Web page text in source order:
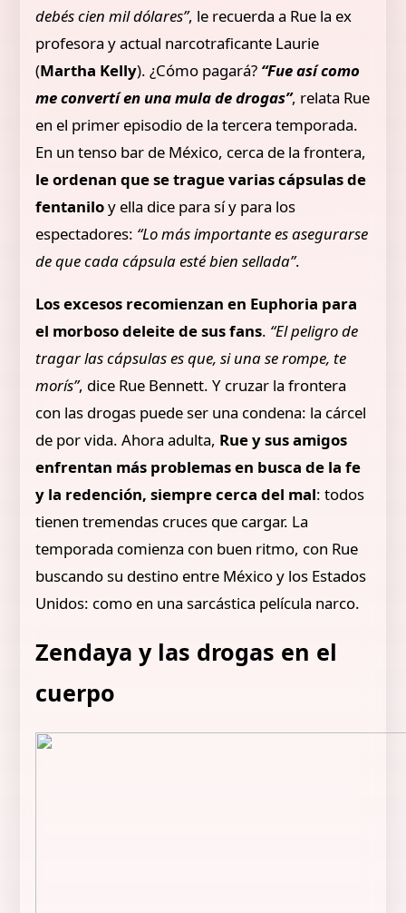
debés cien mil dólares”, le recuerda a Rue la ex
profesora y actual narcotraficante Laurie
(Martha Kelly). ¿Cómo pagará? “Fue así como
me convertí en una mula de drogas”, relata Rue
en el primer episodio de la tercera temporada.
En un tenso bar de México, cerca de la frontera,
le ordenan que se trague varias cápsulas de
fentaniloy ella dice para sí y para los
espectadores: “Lo más importante es asegurarse
de que cada cápsula esté bien sellada”.
Los excesos recomienzan en Euphoria para
el morboso deleite de sus fans. “El peligro de
tragar las cápsulas es que, si una se rompe, te
morís”, dice Rue Bennett. Y cruzar la frontera
con las drogas puede ser una condena: la cárcel
de por vida. Ahora adulta, Rue y sus amigos
enfrentan más problemas en busca de la fe
y la redención, siempre cerca del mal: todos
tienen tremendas cruces que cargar. La
temporada comienza con buen ritmo, con Rue
buscando su destino entre México y los Estados
Unidos: como en una sarcástica película narco.
Zendaya y las drogas en el
cuerpo